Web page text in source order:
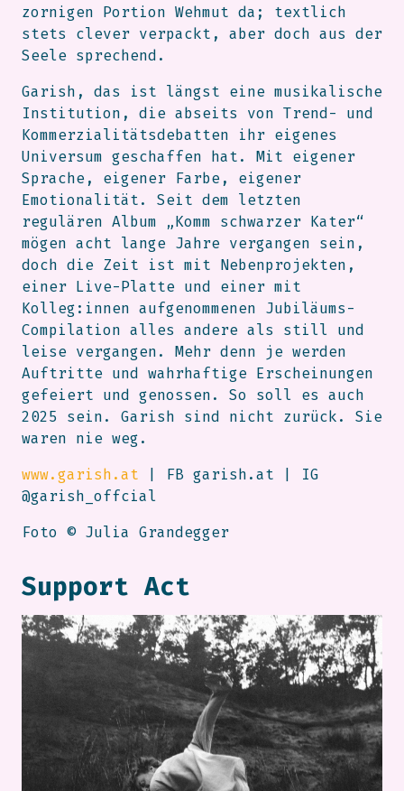
zornigen Portion Wehmut da; textlich
stets clever verpackt, aber doch aus der
Seele sprechend.
Garish, das ist längst eine musikalische
Institution, die abseits von Trend- und
Kommerzialitätsdebatten ihr eigenes
Universum geschaffen hat. Mit eigener
Sprache, eigener Farbe, eigener
Emotionalität. Seit dem letzten
regulären Album „Komm schwarzer Kater“
mögen acht lange Jahre vergangen sein,
doch die Zeit ist mit Nebenprojekten,
einer Live-Platte und einer mit
Kolleg:innen aufgenommenen Jubiläums-
Compilation alles andere als still und
leise vergangen. Mehr denn je werden
Auftritte und wahrhaftige Erscheinungen
gefeiert und genossen. So soll es auch
2025 sein. Garish sind nicht zurück. Sie
waren nie weg.
www.garish.at | FB garish.at | IG
@garish_offcial
Foto © Julia Grandegger
Support Act